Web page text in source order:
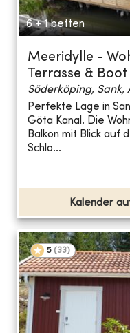
6 + 1 betten
Meeridylle -
Terrasse & Boot
Söderköping, Sank,
Perfekte Lage in
Göta Kanal. Die
Balkon mit Blick auf
Schlo...
Kalender
5 (33)